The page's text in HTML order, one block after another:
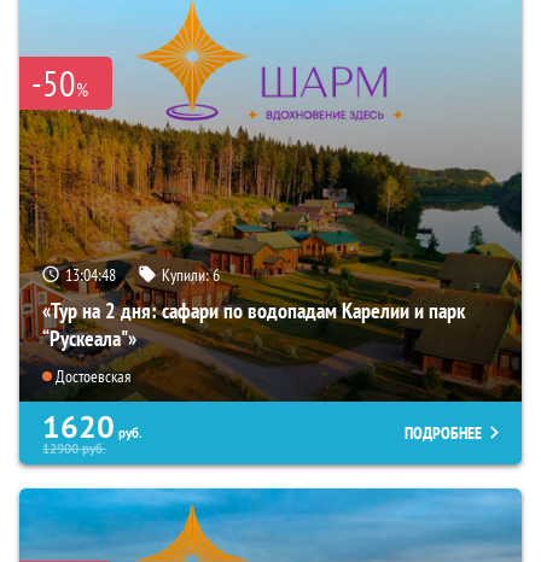
-50%
13:04:47 Купили:6
«Тур на 2 дня: сафари по водопадам Карелии и парк
“Рускеала"»
Достоевская
1620 руб.
12900руб.
ПОДРОБНЕЕ